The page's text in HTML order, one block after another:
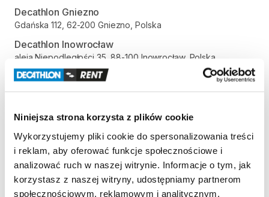
Niniejsza strona korzysta z plików cookie
Wykorzystujemy pliki cookie do spersonalizowania treści
i reklam, aby oferować funkcje społecznościowe i
analizować ruch w naszej witrynie. Informacje o tym, jak
korzystasz z naszej witryny, udostępniamy partnerom
społecznościowym, reklamowym i analitycznym.
Decathlon Gniezno
Gdańska 112, 62-200 Gniezno, Polska
Decathlon Inowrocław
aleja Niepodległości 35, 88-100 Inowrocław, Polska
Decathlon Jelenia Góra
Aleja Jana Pawła II 17, 58-500 Jelenia Góra, Polska
Poznańska 80-86, 62-800 Kalisz, Polska
Decathlon Katowice Trzy Stawy
Alpejska 5, 40-507 Katowice, Polska
Decathlon Katowice
Trasa Nikodema i Józefa Renców 30, 40-878 Katowice,